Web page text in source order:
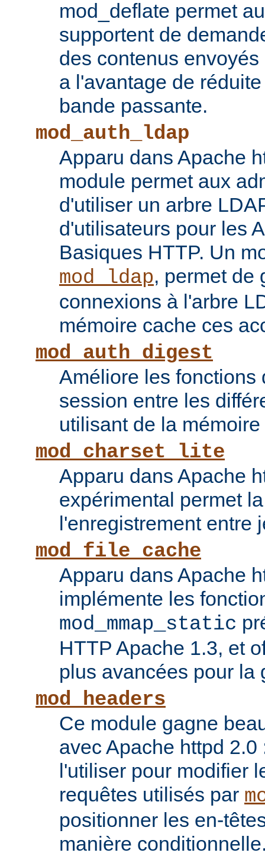
mod_deflate permet
supportent de
des contenus
a l'avantage de
bande passante.
mod_auth_ldap
Apparu dans Apache
module permet aux
d'utiliser un arbre
d'utilisateurs pour les
Basiques HTTP. Un
mod_ldap, permet de
connexions à l'arbre
mémoire cache ces
mod_auth_digest
Améliore les fonctions
session entre les
utilisant de la
mod_charset_lite
Apparu dans Apache
expérimental permet
l'enregistrement entre
mod_file_cache
Apparu dans Apache
implémente les
mod_mmap_static
HTTP Apache 1.3, et
plus avancées pour la
mod_headers
Ce module gagne
avec Apache httpd
l'utiliser pour modifier
requêtes utilisés par
positionner les en-
manière